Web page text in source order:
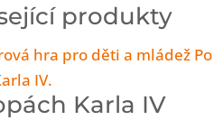
produkty
Karla IV